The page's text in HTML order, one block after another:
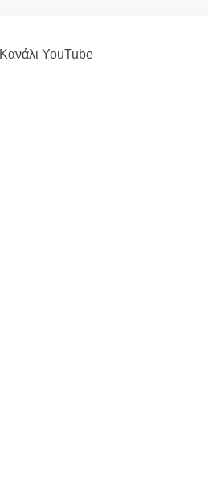
Κανάλι YouTube